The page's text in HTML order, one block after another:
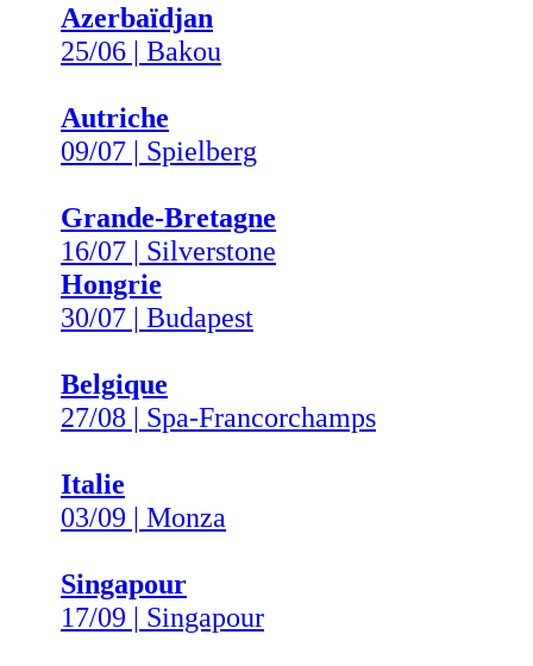
Azerbaïdjan
25/06 | Bakou
Autriche
09/07 | Spielberg
Grande-Bretagne
16/07 | Silverstone
Hongrie
30/07 | Budapest
Belgique
27/08 | Spa-Francorchamps
Italie
03/09 | Monza
Singapour
17/09 | Singapour